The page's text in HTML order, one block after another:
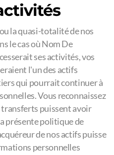
la quasi-totalité de nos
le cas où Nom De
ses activités, vos
l'un des actifs
qui pourrait continuer à
Vous reconnaissez
transferts puissent avoir
présente politique de
de nos actifs puisse
personnelles